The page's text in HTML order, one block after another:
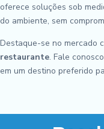
oferece soluções sob
do ambiente, sem
Destaque-se no mercado
restaurante. Fale
em um destino preferido